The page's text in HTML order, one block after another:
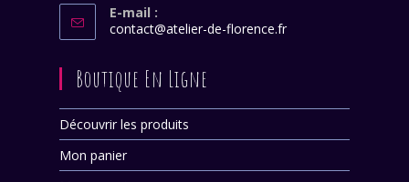
dans
votre
E-mail :
contact@atelier-de-florence.frS’ouvre
Boutique En Ligne
Découvrir les produits
Mon panier